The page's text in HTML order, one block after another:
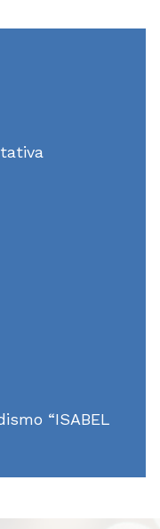
“ISABEL